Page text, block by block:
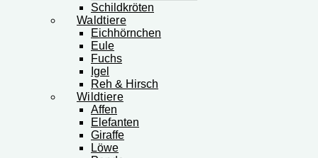
Schildkröten
Waldtiere
Eichhörnchen
Eule
Fuchs
Igel
Reh & Hirsch
Wildtiere
Affen
Elefanten
Giraffe
Löwe